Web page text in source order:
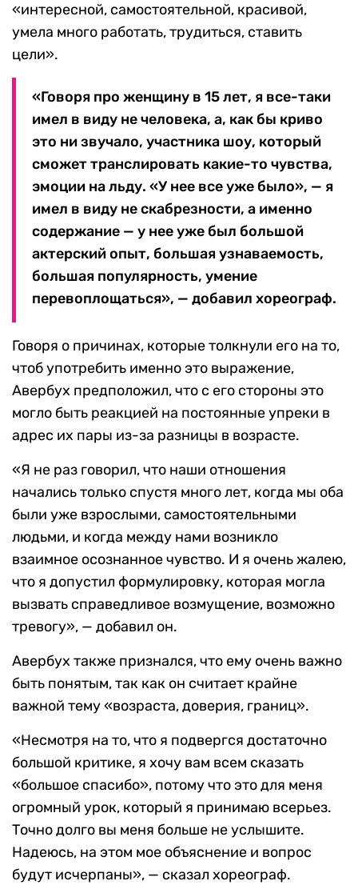
«интересной, самостоятельной, красивой,
умела много работать, трудиться, ставить
цели».
«Говоря про женщину в 15 лет, я все-таки
имел в виду не человека, а, как бы криво
это ни звучало, участника шоу, который
сможет транслировать какие-то чувства,
эмоции на льду. «У нее все уже было», — я
имел в виду не скабрезности, а именно
содержание — у нее уже был большой
актерский опыт, большая узнаваемость,
большая популярность, умение
перевоплощаться», — добавил хореограф.
Говоря о причинах, которые толкнули его на то,
чтоб употребить именно это выражение,
Авербух предположил, что с его стороны это
могло быть реакцией на постоянные упреки в
адрес их пары из-за разницы в возрасте.
«Я не раз говорил, что наши отношения
начались только спустя много лет, когда мы оба
были уже взрослыми, самостоятельными
людьми, и когда между нами возникло
взаимное осознанное чувство. И я очень жалею,
что я допустил формулировку, которая могла
вызвать справедливое возмущение, возможно
тревогу», — добавил он.
Авербух также признался, что ему очень важно
быть понятым, так как он считает крайне
важной тему «возраста, доверия, границ».
«Несмотря на то, что я подвергся достаточно
большой критике, я хочу вам всем сказать
«большое спасибо», потому что это для меня
огромный урок, который я принимаю всерьез.
Точно долго вы меня больше не услышите.
Надеюсь, на этом мое объяснение и вопрос
будут исчерпаны», — сказал хореограф.